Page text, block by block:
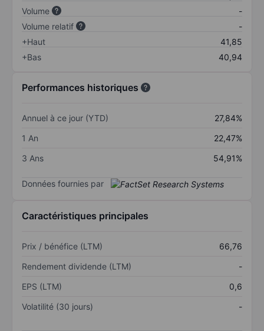
Volume
-
Volume relatif
-
+Haut
41,85
+Bas
40,94
Performances historiques
Annuel à ce jour (YTD)
27,84%
1 An
22,47%
3 Ans
54,91%
Données fournies par
Caractéristiques principales
Prix / bénéfice (LTM)
66,76
Rendement dividende (LTM)
-
EPS (LTM)
0,6
Volatilité (30 jours)
-